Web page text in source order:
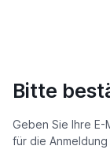
Bitte
Geben Sie Ihre E-
für die